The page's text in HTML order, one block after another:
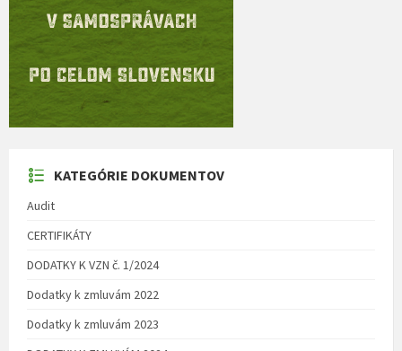
KATEGÓRIE DOKUMENTOV
Audit
CERTIFIKÁTY
DODATKY K VZN č. 1/2024
Dodatky k zmluvám 2022
Dodatky k zmluvám 2023